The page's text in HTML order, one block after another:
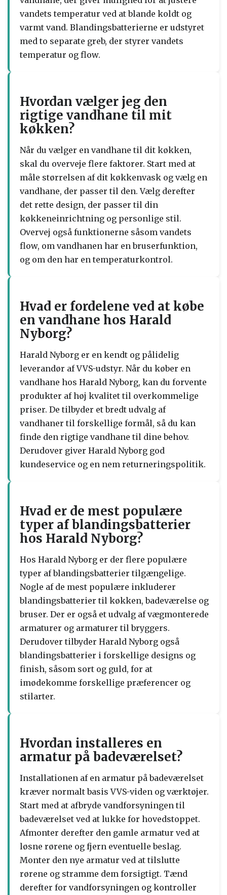
vandets temperatur ved at blande koldt og
varmt vand. Blandingsbatterierne er udstyret
med to separate greb, der styrer vandets
temperatur og flow.
Hvordan vælger jeg den
rigtige vandhane til mit
køkken?
Når du vælger en vandhane til dit køkken,
skal du overveje flere faktorer. Start med at
måle størrelsen af ​​dit køkkenvask og vælg en
vandhane, der passer til den. Vælg derefter
det rette design, der passer til din
køkkeneinrichtning og personlige stil.
Overvej også funktionerne såsom vandets
flow, om vandhanen har en bruserfunktion,
og om den har en temperaturkontrol.
Hvad er fordelene ved at købe
en vandhane hos Harald
Nyborg?
Harald Nyborg er en kendt og pålidelig
leverandør af VVS-udstyr. Når du køber en
vandhane hos Harald Nyborg, kan du forvente
produkter af høj kvalitet til overkommelige
priser. De tilbyder et bredt udvalg af
vandhaner til forskellige formål, så du kan
finde den rigtige vandhane til dine behov.
Derudover giver Harald Nyborg god
kundeservice og en nem returneringspolitik.
Hvad er de mest populære
typer af blandingsbatterier
hos Harald Nyborg?
Hos Harald Nyborg er der flere populære
typer af blandingsbatterier tilgængelige.
Nogle af de mest populære inkluderer
blandingsbatterier til køkken, badeværelse og
bruser. Der er også et udvalg af vægmonterede
armaturer og armaturer til bryggers.
Derudover tilbyder Harald Nyborg også
blandingsbatterier i forskellige designs og
finish, såsom sort og guld, for at
imødekomme forskellige præferencer og
stilarter.
Hvordan installeres en
armatur på badeværelset?
Installationen af en armatur på badeværelset
kræver normalt basis VVS-viden og værktøjer.
Start med at afbryde vandforsyningen til
badeværelset ved at lukke for hovedstoppet.
Afmonter derefter den gamle armatur ved at
løsne rørene og fjern eventuelle beslag.
Monter den nye armatur ved at tilslutte
rørene og stramme dem forsigtigt. Tænd
derefter for vandforsyningen og kontroller